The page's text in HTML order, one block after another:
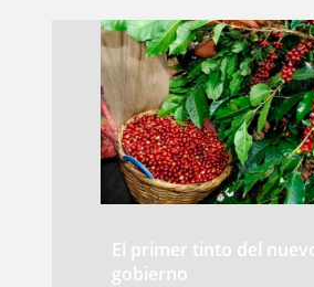
El primer tinto del
gobierno